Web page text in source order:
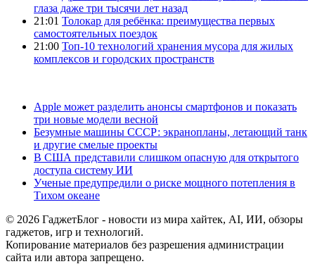
глаза даже три тысячи лет назад
21:01 Толокар для ребёнка: преимущества первых
самостоятельных поездок
21:00 Топ-10 технологий хранения мусора для жилых
комплексов и городских пространств
Apple может разделить анонсы смартфонов и показать
три новые модели весной
Безумные машины СССР: экранопланы, летающий танк
и другие смелые проекты
В США представили слишком опасную для открытого
доступа систему ИИ
Ученые предупредили о риске мощного потепления в
Тихом океане
© 2026 ГаджетБлог - новости из мира хайтек, AI, ИИ, обзоры
гаджетов, игр и технологий.
Копирование материалов без разрешения администрации
сайта или автора запрещено.